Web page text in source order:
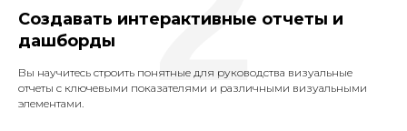
Cоздавать интерактивные отчеты и
дашборды
Вы научитесь строить понятные для руководства визуальные
отчеты с ключевыми показателями и различными визуальными
элементами.